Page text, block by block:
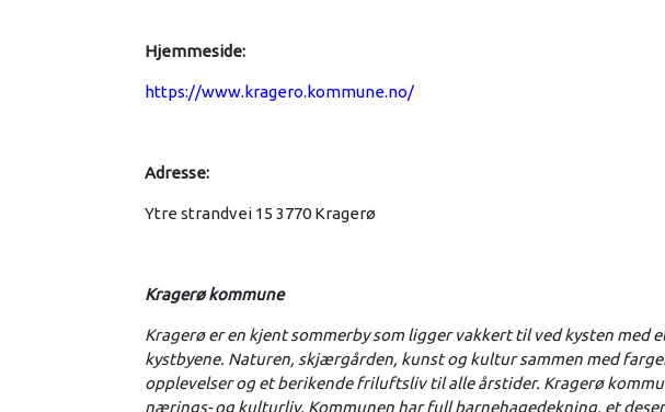
Hjemmeside:
https://www.kragero.kommune.no/
Adresse:
Ytre strandvei 15 3770 Kragerø
Kragerø kommune
Kragerø er en kjent sommerby som ligger vakkert til ved kysten med
kystbyene. Naturen, skjærgården, kunst og kultur sammen med
opplevelser og et berikende friluftsliv til alle årstider. Kragerø
nærings- og kulturliv. Kommunen har full barnehagedekning, et